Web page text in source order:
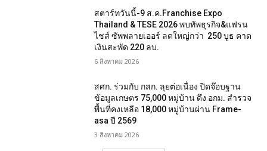
สตาร์ทวันนี้-9 ส.ค.Franchise Expo
Thailand & TESE 2026 พบทัพธุรกิจ&แฟรน
ไชส์ ซัพพลายเออร์ ลดใหญ่กว่า 250 บูธ คาด
เงินสะพัด 220 ลบ.
6 สิงหาคม 2026
สศก. ร่วมกับ กสก. ลุยต่อเนื่อง ปิดจ๊อบฐาน
ข้อมูลเกษตร 75,000 หมู่บ้าน ดึง อกม. สำรวจ
พื้นที่คงเหลือ 18,000 หมู่บ้านผ่าน Frame-
asa ปี 2569
3 สิงหาคม 2026